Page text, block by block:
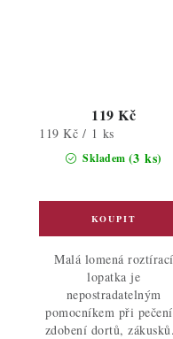
Skladem (3 ks)
119 Kč
Měrná
119 Kč / 1 ks
Malá lomená roztírací
lopatka je
nepostradatelným
pomocníkem při
zdobení dortů,